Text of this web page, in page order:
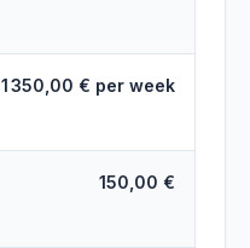
1 350,00 € per week
150,00 €